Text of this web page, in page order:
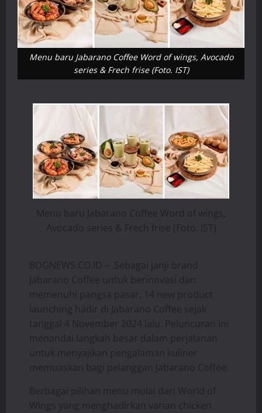
Menu baru Jabarano Coffee Word of wings, Avocado
series & Frech frise (Foto. IST)
Menu baru Jabarano Coffee Word of wings,
Avocado series & Frech frise (Foto. IST)
BDGNEWS.CO.ID – Sebagai janji brand
Jabarano Coffee untuk berinovasi dan
memenuhi pangsa pasar, 14 new product
launching hadir di Jabarano Coffee sejak
tanggal 4 November 2024 lalu. Peluncuran ini
menandai langkah besar dalam perjalanan
untuk menyajikan pengalaman kuliner
memuaskan bagi pelanggan Jabarano Coffee.
Berbagai pilihan menu mulai dari World of
Wings yang menghadirkan varian chicken